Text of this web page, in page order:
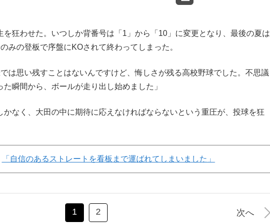
狂わせた。いつしか背番号は「1」から「10」に変更となり、最後の夏は
みの登板で序盤にKOされて終わってしまった。
は思い残すことはないんですけど、悔しさが残る高校野球でした。不思議
瞬間から、ボールが走り出し始めました」
なく、大田の中に期待に応えなければならないという重圧が、投球を狂
「自信のあるストレートを看板まで運ばれてしまいました」
1 2 次へ